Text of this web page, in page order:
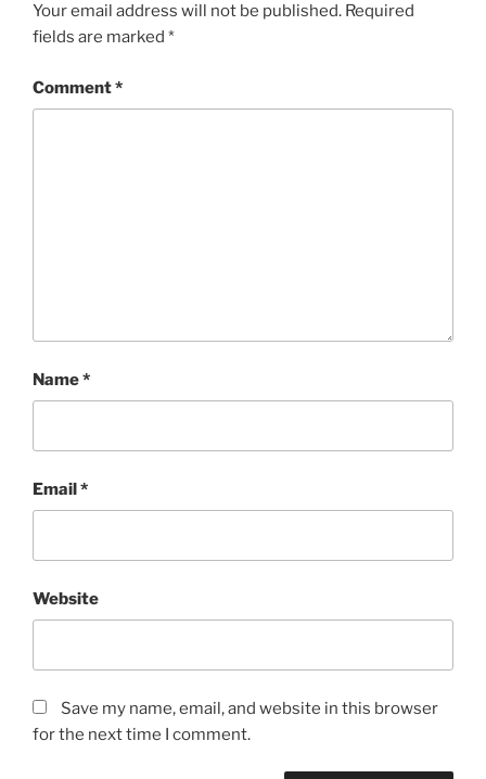
Your email address will not be published. Required
fields are marked *
Comment*
Name*
Email*
Website
Save my name, email, and website in this browser
for the next time I comment.